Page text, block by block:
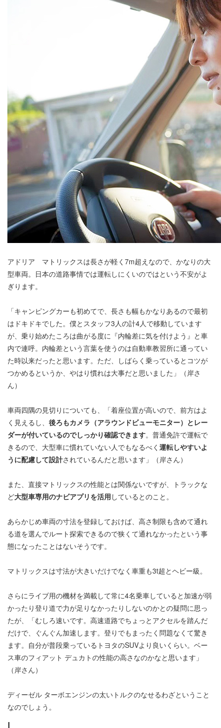
アドリア マトリックスは長さが軽く7m超えなので、かなりの大
型車両。日本の道路事情では運転しにくいのではという不安がよ
ぎります。
「キャンピングカーも初めてで、長さも幅もかなりあるので最初
はドキドキでした。僕とスタッフ3人の計4人で移動しています
が、乗り始めたころは曲がる度に『内輪差に気を付けよう』と車
内で連呼。内輪差という言葉を使うのは自動車教習所に通ってい
た時以来だったと思います。ただ、しばらく乗っているとコツが
つかめるというか、やはり慣れは大事だと思いました」（岸さ
ん）
車両四隅の見切りについても、「着座位置が高いので、前方はよ
く見えるし、 後ろもカメラ（アラウンドビューモニター）とレー
ダーが付いているのでしっかり確認できます。普通免許で運転で
きるので、大型車に慣れていない人でもなるべく 運転しやすいよ
うに配慮して設計されているんだと思います」（岸さん）
また、直接マトリックスの性能とは関係ないですが、トラックな
ど大型車専用のナビアプリを活用 しているとのこと。
あらかじめ車両の寸法を登録しておけば、高さ制限も含めて通れ
る道を選んでルート探索できるので狭くて通れなかったという事
態になったことはないそうです。
マトリックスは寸法が大きいだけでなく車重も3t超とヘビー級。
さらにライブ用の機材を満載して常に4名乗車していると加速が弱
かったり登り道で力が足りなかったりしないのかとの疑問に思っ
たが、「むしろ速いです。高速道路でちょっとアクセルを踏んだ
だけで、ぐんぐん加速します。登りでもまったく問題なくて驚き
ます。自分が普段乗っているトヨタのSUVより良いくらい。ベー
ス車のフィアット デュカトの性能の高さなのかなと思います」
（岸さん）
ディーゼル ターボエンジンの太いトルクのなせるわざということ
なのでしょう。